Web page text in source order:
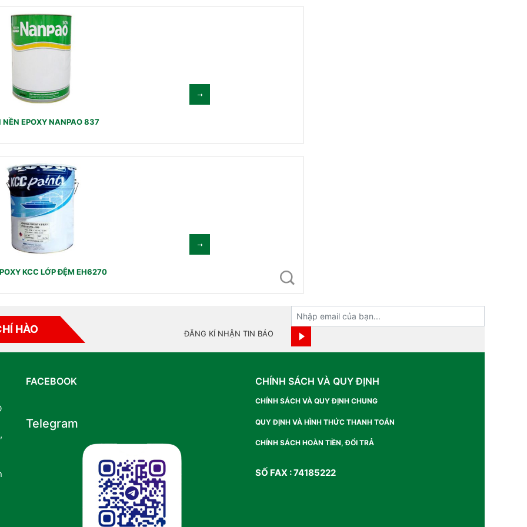
NỀN EPOXY NANPAO 837
KCC LỚP ĐỆM EH6270
HÀO ĐĂNG KÍ NHẬN TIN BÁO
FACEBOOK
Telegram
CHÍNH SÁCH VÀ QUY ĐỊNH
CHÍNH SÁCH VÀ QUY ĐỊNH CHUNG
QUY ĐỊNH VÀ HÌNH THỨC THANH TOÁN
CHÍNH SÁCH HOÀN TIỀN, ĐỔI TRẢ
SỐ FAX : 74185222